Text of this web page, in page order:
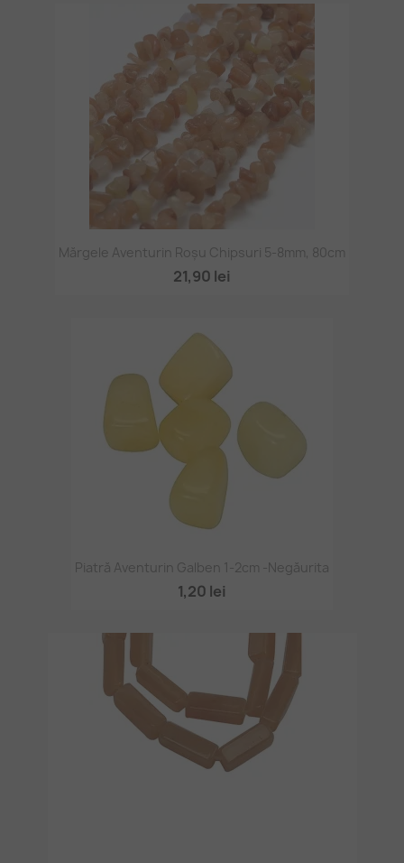
Mărgele Aventurin Roșu Chipsuri 5-8mm, 80cm
21,90 lei
Piatră Aventurin Galben 1-2cm -negăurita
1,20 lei